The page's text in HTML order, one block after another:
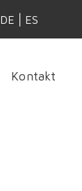
DE ES
Kontakt